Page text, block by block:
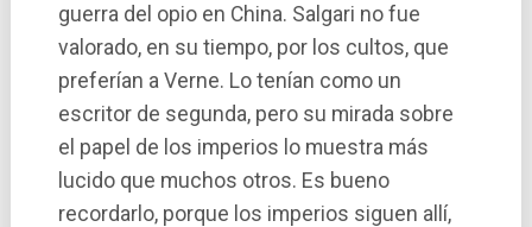
guerra del opio en China. Salgari no fue
valorado, en su tiempo, por los cultos, que
preferí­an a Verne. Lo tení­an como un
escritor de segunda, pero su mirada sobre
el papel de los imperios lo muestra más
lucido que muchos otros. Es bueno
recordarlo, porque los imperios siguen allí­,